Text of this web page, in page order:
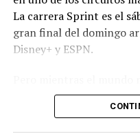
16:05Clasificación
Domingo 17/08
1era Carrera (25
Sábado 8/08
09:20Práctica Oficial 2
09:55Práctica Oficial 2
Clasificación –
Práctica Oficial 2
Domingo 2/08
09:00FINALES Clase 2 y
¿Dónde ver?– El
La carrera Sprint es el
gran final del domingo
Disney+ y ESPN.
hay razones más que
ojos del Autódromo
Córdoba Pista y la